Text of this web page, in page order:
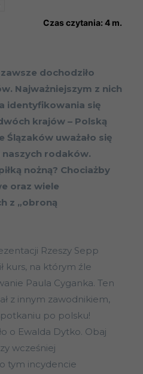
Czas czytania: 4 m.
dochodziło
Najważniejszym z nich
identyfikowania się
krajów – Polską
Ślązaków uważało się
naszych rodaków.
nożną? Chociażby
oraz wiele
z „obroną
Rzeszy Sepp
kurs, na którym źle
Paula Cyganka. Ten
z innym zawodnikiem,
po polsku!
o Ewalda Dytko. Obaj
wcześniej
tym incydencie